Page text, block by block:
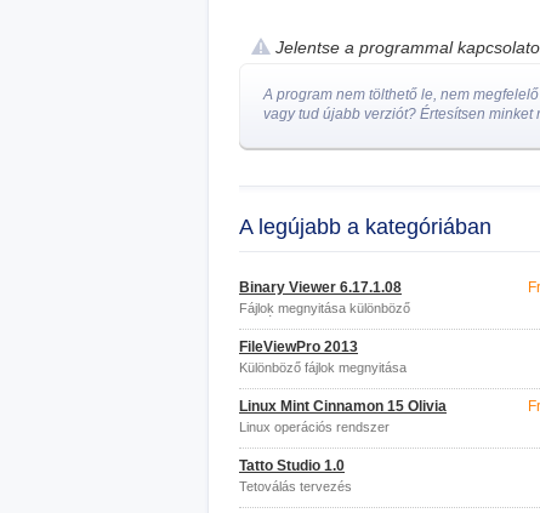
Jelentse a programmal
A program nem tölthető le, nem
vagy tud újabb verziót? Értesítsen minket
A legújabb a kategóriában
Binary Viewer 6.17.1.08
Fájlok megnyitása különböző
formátumokban
FileViewPro 2013
Különböző fájlok megnyitása
Linux Mint Cinnamon 15 Olivia
Linux operációs rendszer
Tatto Studio 1.0
Tetoválás tervezés